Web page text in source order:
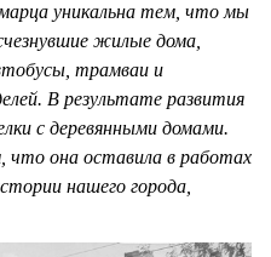
уникальна тем, что мы
жилые дома,
трамваи и
В результате развития
с деревянными домами.
она оставила в работах
нашего города,